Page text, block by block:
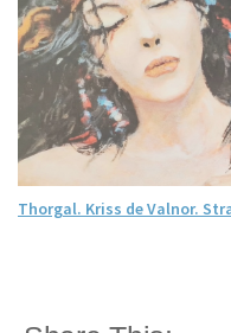
Thorgal. Kriss de Valnor.